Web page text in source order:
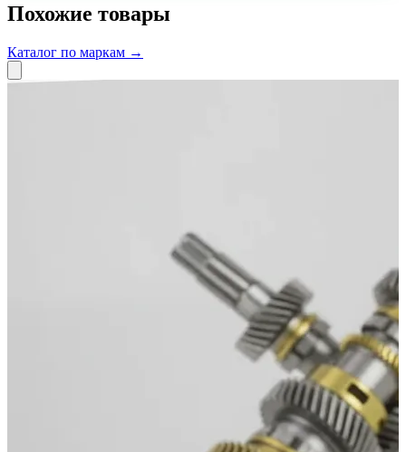
Похожие товары
Каталог по маркам →